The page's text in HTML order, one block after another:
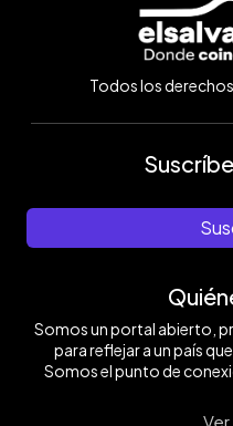
Todos los
Somos un portal abierto,
para reflejar a un país
Somos el punto de